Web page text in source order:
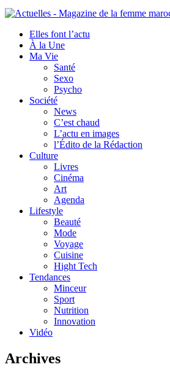
Elles font l’actu
À la Une
Ma Vie
Santé
Sexo
Psycho
Société
News
C’est chaud
L’actu en images
l’Édito de la Rédaction
Culture
Livres
Cinéma
Art
Agenda
Lifestyle
Beauté
Mode
Voyage
Cuisine
Hight Tech
Tendances
Minceur
Sport
Nutrition
Innovation
Vidéo
Archives